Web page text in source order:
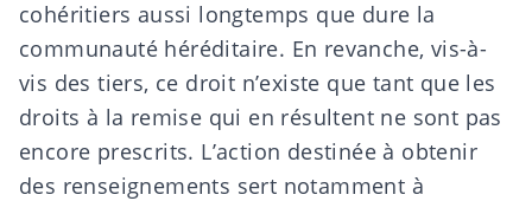
cohéritiers aussi longtemps que dure la
communauté héréditaire. En revanche, vis-à-
vis des tiers, ce droit n’existe que tant que les
droits à la remise qui en résultent ne sont pas
encore prescrits. L’action destinée à obtenir
des renseignements sert notamment à